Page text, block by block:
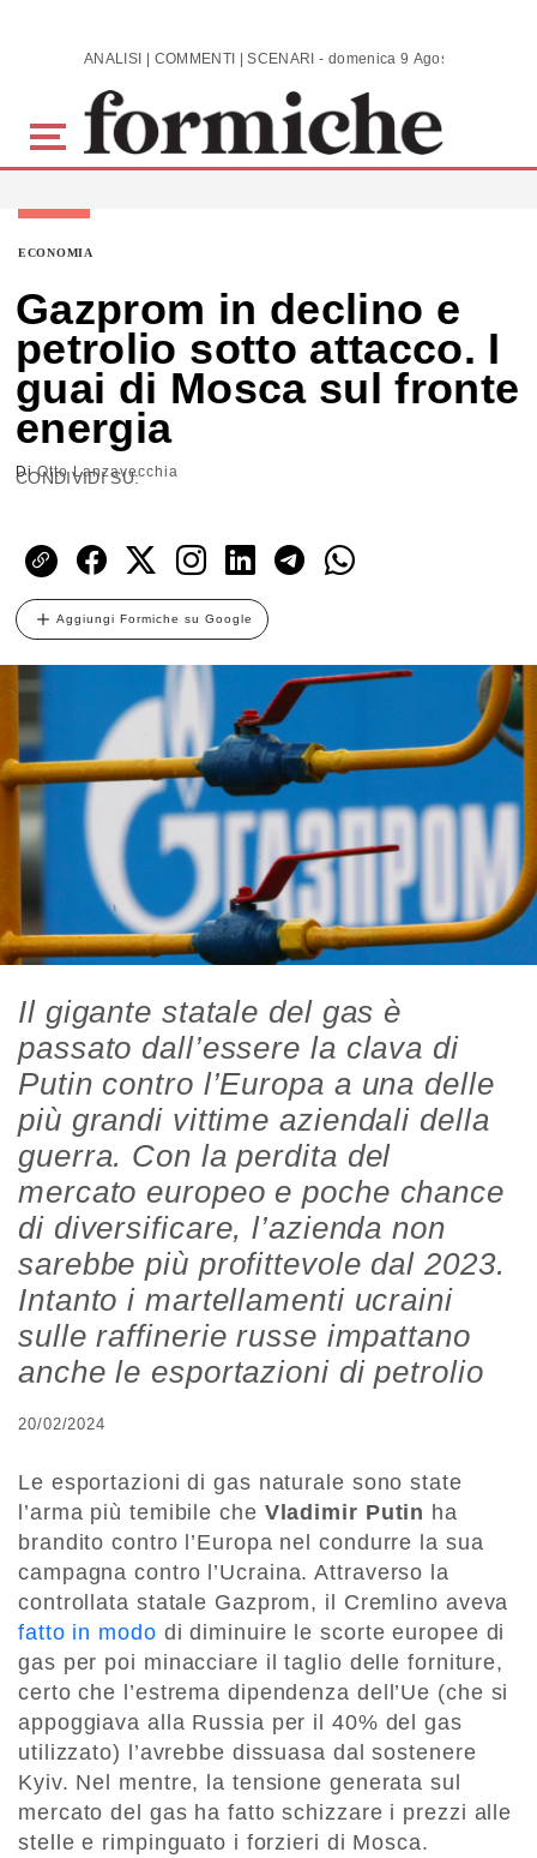
Skip to main content ANALISI | COMMENTI | SCENARI - domenica 9 Agosto 2026
ECONOMIA
Gazprom in declino e
petrolio sotto attacco. I
guai di Mosca sul fronte
energia
DiOtto Lanzavecchia
CONDIVIDI SU:
Aggiungi Formiche su Google
Il gigante statale del gas è
passato dall’essere la clava di
Putin contro l’Europa a una delle
più grandi vittime aziendali della
guerra. Con la perdita del
mercato europeo e poche chance
di diversificare, l’azienda non
sarebbe più profittevole dal 2023.
Intanto i martellamenti ucraini
sulle raffinerie russe impattano
anche le esportazioni di petrolio
20/02/2024
Le esportazioni di gas naturale sono state
l’arma più temibile che Vladimir Putin ha
brandito contro l’Europa nel condurre la sua
campagna contro l’Ucraina. Attraverso la
controllata statale Gazprom, il Cremlino aveva
fatto in modo di diminuire le scorte europee di
gas per poi minacciare il taglio delle forniture,
certo che l’estrema dipendenza dell’Ue (che si
appoggiava alla Russia per il 40% del gas
utilizzato) l’avrebbe dissuasa dal sostenere
Kyiv. Nel mentre, la tensione generata sul
mercato del gas ha fatto schizzare i prezzi alle
stelle e rimpinguato i forzieri di Mosca.